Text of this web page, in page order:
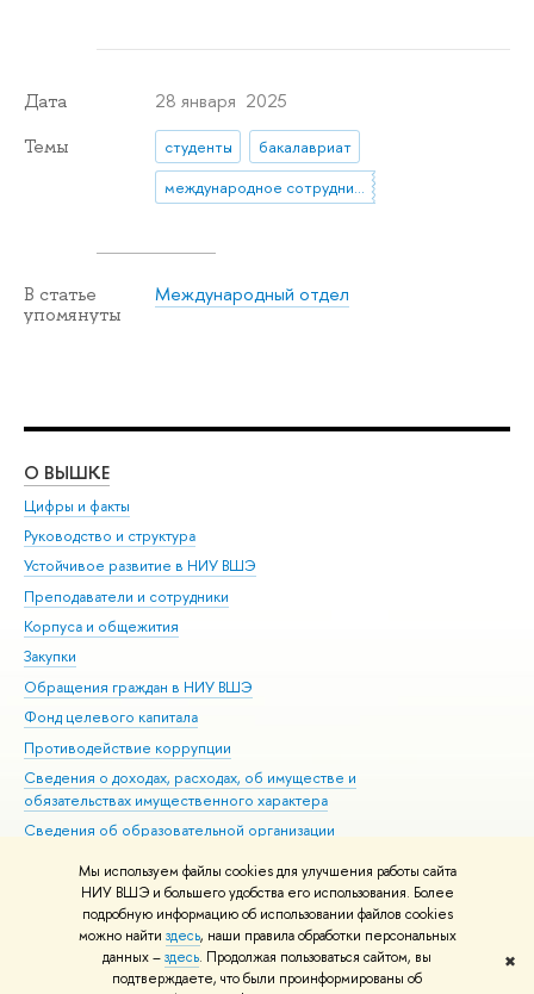
Мы используем файлы cookies для улучшения работы сайта
НИУ ВШЭ и большего удобства его использования. Более
подробную информацию об использовании файлов cookies
можно найти здесь, наши правила обработки персональных
данных –здесь. Продолжая пользоваться сайтом, вы
подтверждаете, что были проинформированы об
✖
Дата 28 января 2025
Темы студенты
бакалавриат
международное сотрудничество
В статье
упомянуты
Международный отдел
О ВЫШКЕ
Цифры и факты
Руководство и структура
Устойчивое развитие в НИУ ВШЭ
Преподаватели и сотрудники
Корпуса и общежития
Закупки
Обращения граждан в НИУ ВШЭ
Фонд целевого капитала
Противодействие коррупции
Сведения о доходах, расходах, об имуществе и
обязательствах имущественного характера
Сведения об образовательной организации
Людям с ограниченными возможностями здоровья
Единая платежная страница
Работа в Вышке